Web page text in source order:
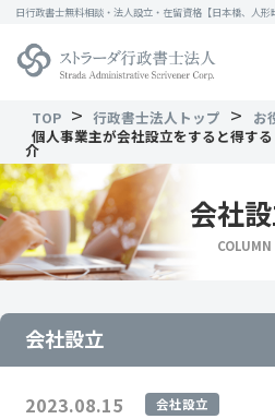
日行政書士無料相談・法人設立・在留資格【
TOP > 行政書士法人トップ > お
個人事業主が会社設立をすると得す
介
会社
COLUMN
会社設立
2023.08.15 会社設立